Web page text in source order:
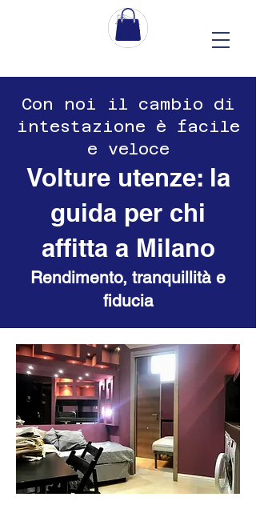
Con noi il cambio di
intestazione è facile
e veloce
Volture utenze: la
guida per chi
affitta a Milano
Rendimento, tranquillità e
fiducia